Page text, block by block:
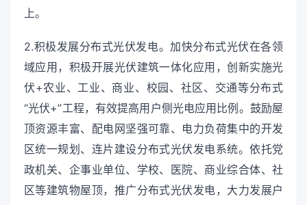
上。
2.积极发展分布式光伏发电。加快分布式光伏在各领
域应用，积极开展光伏建筑一体化应用，创新实施光
伏+农业、工业、商业、校园、社区、交通等分布式
“光伏+”工程，有效提高用户侧光电应用比例。鼓励屋
顶资源丰富、配电网坚强可靠、电力负荷集中的开发
区统一规划、连片建设分布式光伏发电系统。依托党
政机关、企事业单位、学校、医院、商业综合体、社
区等建筑物屋顶，推广分布式光伏发电，大力发展户